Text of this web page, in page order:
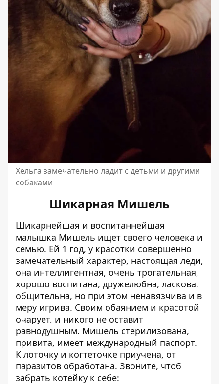
Хельга замечательно ладит с детьми и другими
собаками
Шикарная Мишель
Шикарнейшая и воспитаннейшая
малышка Мишель ищет своего человека и
семью. Ей 1 год, у красотки совершенно
замечательный характер, настоящая леди,
она интеллигентная, очень трогательная,
хорошо воспитана, дружелюбна, ласкова,
общительна, но при этом ненавязчива и в
меру игрива. Своим обаянием и красотой
очарует, и никого не оставит
равнодушным. Мишель стерилизована,
привита, имеет международный паспорт.
К лоточку и когтеточке приучена, от
паразитов обработана. Звоните, чтоб
забрать котейку к себе: